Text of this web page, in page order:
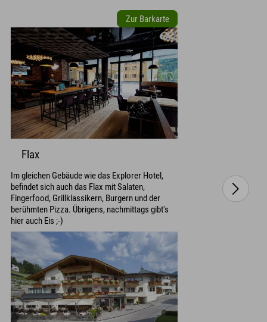
Zur Barkarte
Flax
Im gleichen Gebäude wie das Explorer Hotel,
befindet sich auch das Flax mit Salaten,
Fingerfood, Grillklassikern, Burgern und der
berühmten Pizza. Übrigens, nachmittags gibt's
hier auch Eis ;-)